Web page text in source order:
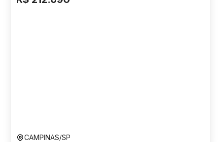
CAMPINAS/SP